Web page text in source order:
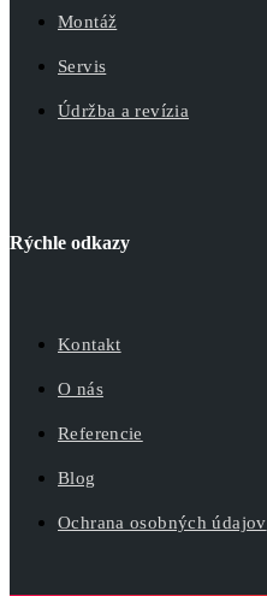
Montáž
Servis
Údržba a revízia
Rýchle odkazy
Kontakt
O nás
Referencie
Blog
Ochrana osobných údajov